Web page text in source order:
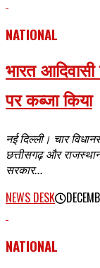
NATIONAL
भारत
पर कब्जा किया
नई दिल्ली। चार
छत्तीसगढ़ और
सरकार...
NEWS DESK
NATIONAL